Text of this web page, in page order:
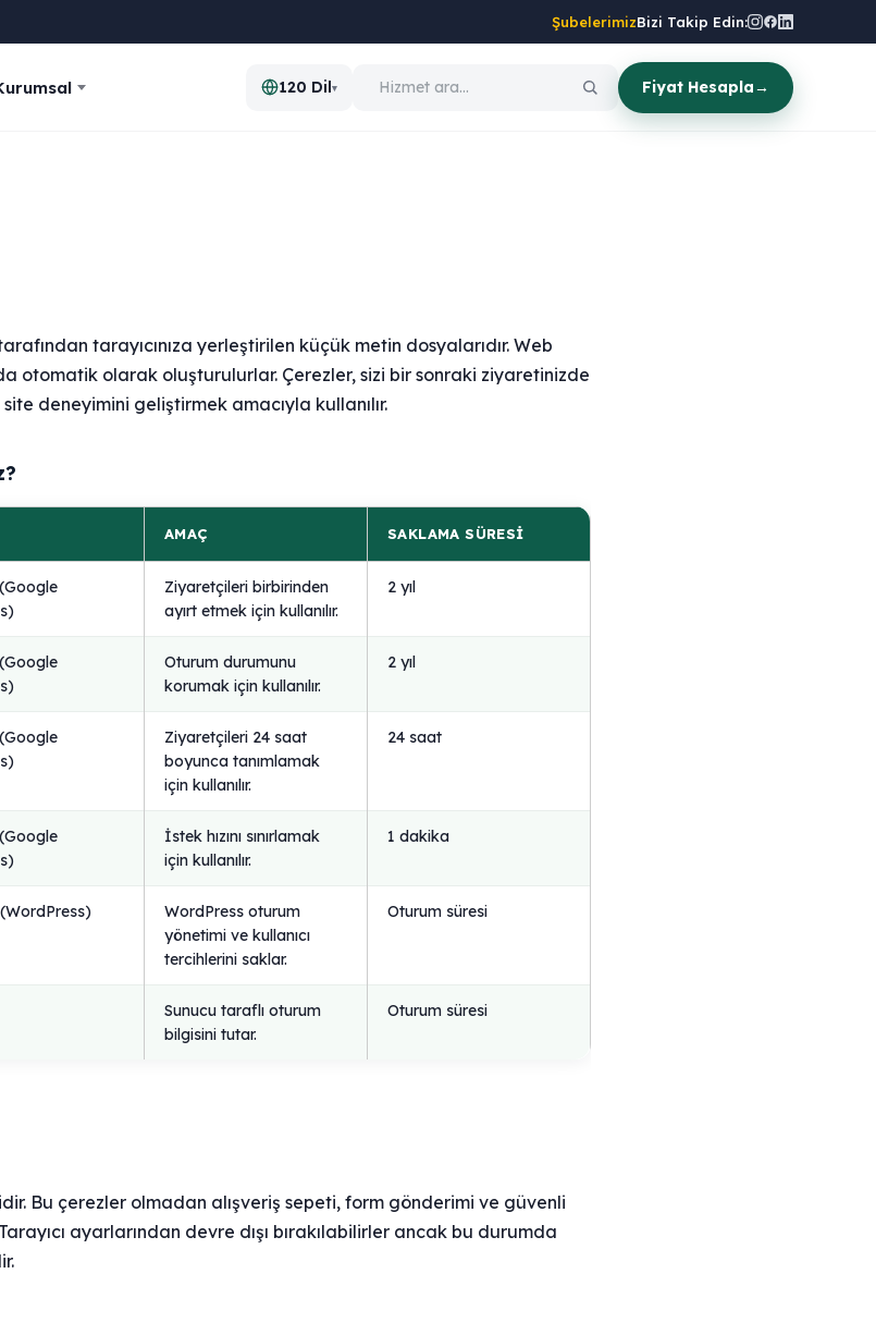
ŞubelerimizBizi Takip Edin:
120 Dil▾ Fiyat Hesapla→
tarayıcınıza yerleştirilen küçük metin dosyalarıdır. Web
otomatik olarak oluşturulurlar. Çerezler, sizi bir sonraki ziyaretinizde
deneyimini geliştirmek amacıyla kullanılır.
AMAÇ SAKLAMA SÜRESI
Ziyaretçileri birbirinden
ayırt etmek için kullanılır.
2 yıl
Oturum durumunu
korumak için kullanılır.
2 yıl
Ziyaretçileri 24 saat
boyunca tanımlamak
için kullanılır.
24 saat
İstek hızını sınırlamak
için kullanılır.
1 dakika
WordPress oturum
yönetimi ve kullanıcı
tercihlerini saklar.
Oturum süresi
Sunucu taraflı oturum
bilgisini tutar.
Oturum süresi
Bu çerezler olmadan alışveriş sepeti, form gönderimi ve güvenli
ayarlarından devre dışı bırakılabilirler ancak bu durumda